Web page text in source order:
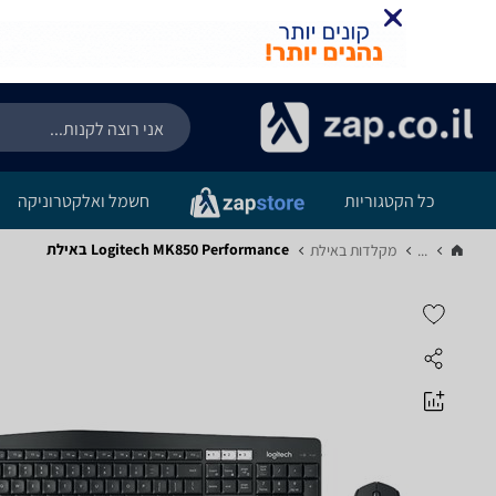
כל הקטגוריות חשמל ואלקטרוניקה
... מקלדות באילת‏ Logitech MK850 Performance באילת